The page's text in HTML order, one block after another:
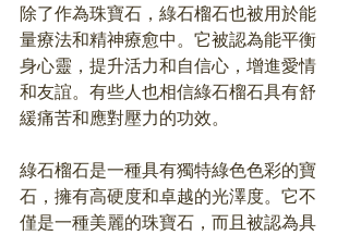
除了作為珠寶石，綠石榴石也被用於能
量療法和精神療愈中。它被認為能平衡
身心靈，提升活力和自信心，增進愛情
和友誼。有些人也相信綠石榴石具有舒
緩痛苦和應對壓力的功效。
綠石榴石是一種具有獨特綠色色彩的寶
石，擁有高硬度和卓越的光澤度。它不
僅是一種美麗的珠寶石，而且被認為具